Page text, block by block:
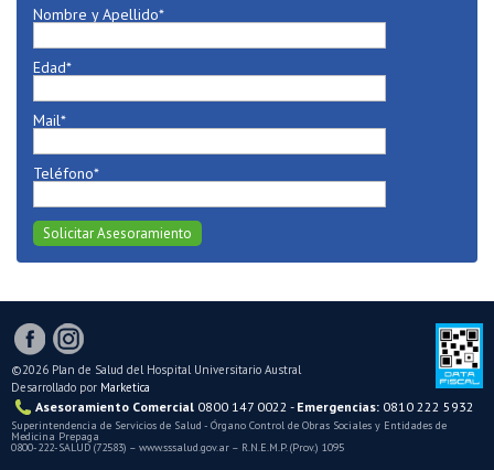
Nombre y Apellido*
Edad*
Mail*
Teléfono*
Solicitar Asesoramiento
©2026 Plan de Salud del Hospital Universitario Austral
Desarrollado por Marketica
Asesoramiento Comercial 0800 147 0022 - Emergencias: 0810 222 5932
Superintendencia de Servicios de Salud - Órgano Control de Obras Sociales y Entidades de
Medicina Prepaga
0800-222-SALUD (72583) – www.sssalud.gov.ar – R.N.E.M.P. (Prov.) 1095